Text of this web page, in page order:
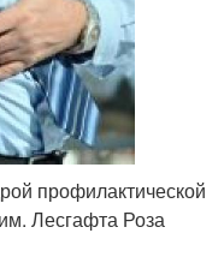
профилактической
Лесгафта Роза